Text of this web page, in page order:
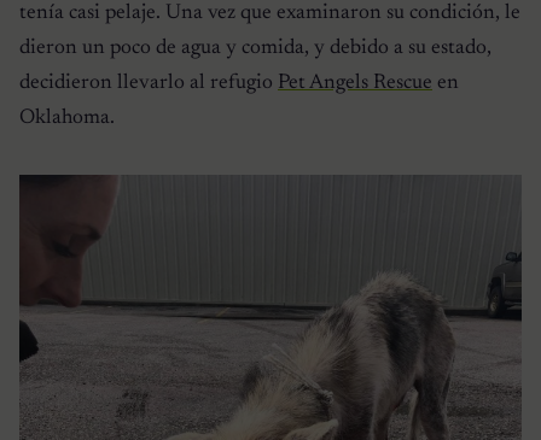
tenía casi pelaje. Una vez que examinaron su condición, le
dieron un poco de agua y comida, y debido a su estado,
decidieron llevarlo al refugio Pet Angels Rescue en
Oklahoma.